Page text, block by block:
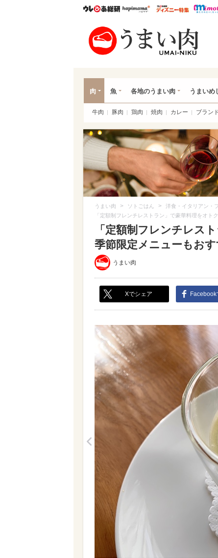
ウレぴあ総研ハピママ* ウレぴ
肉 魚 各地のうまい肉 うまいめ
牛肉 豚肉 鶏肉 焼肉 カレー ブラン
うまい肉 > ソトごはん > 洋食・イタリアン・
「定額制フレンチレストラン」で豪華料理をオト
「定額制フレンチレス
季節限定メニューもおす
うまい肉
Xでシェア Facebook